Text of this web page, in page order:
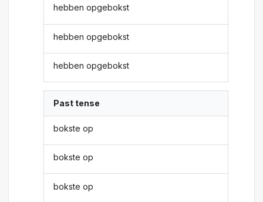
hebben opgebokst
hebben opgebokst
hebben opgebokst
Past tense
bokste op
bokste op
bokste op